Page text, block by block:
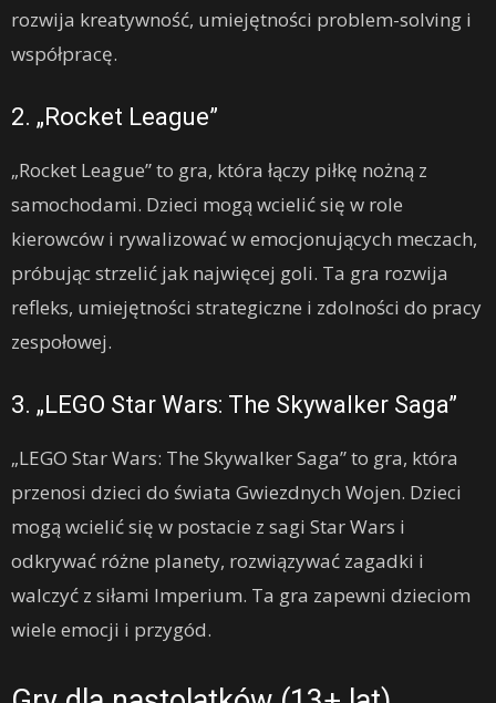
rozwija kreatywność, umiejętności problem-solving i
współpracę.
2. „Rocket League”
„Rocket League” to gra, która łączy piłkę nożną z
samochodami. Dzieci mogą wcielić się w role
kierowców i rywalizować w emocjonujących meczach,
próbując strzelić jak najwięcej goli. Ta gra rozwija
refleks, umiejętności strategiczne i zdolności do pracy
zespołowej.
3. „LEGO Star Wars: The Skywalker Saga”
„LEGO Star Wars: The Skywalker Saga” to gra, która
przenosi dzieci do świata Gwiezdnych Wojen. Dzieci
mogą wcielić się w postacie z sagi Star Wars i
odkrywać różne planety, rozwiązywać zagadki i
walczyć z siłami Imperium. Ta gra zapewni dzieciom
wiele emocji i przygód.